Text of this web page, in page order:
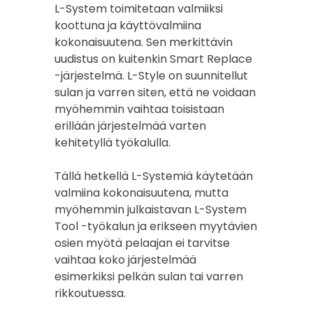
L-System toimitetaan valmiiksi
koottuna ja käyttövalmiina
kokonaisuutena. Sen merkittävin
uudistus on kuitenkin Smart Replace
-järjestelmä. L-Style on suunnitellut
sulan ja varren siten, että ne voidaan
myöhemmin vaihtaa toisistaan
erillään järjestelmää varten
kehitetyllä työkalulla.
Tällä hetkellä L-Systemiä käytetään
valmiina kokonaisuutena, mutta
myöhemmin julkaistavan L-System
Tool -työkalun ja erikseen myytävien
osien myötä pelaajan ei tarvitse
vaihtaa koko järjestelmää
esimerkiksi pelkän sulan tai varren
rikkoutuessa.